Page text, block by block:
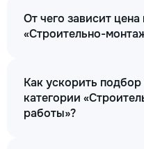
От чего зависит цена
«Строительно-
Как ускорить
категории
работы»?